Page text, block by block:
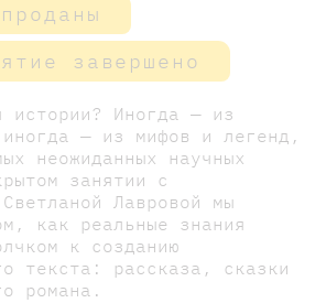
завершено
истории? Иногда — из
иногда — из мифов и легенд,
неожиданных научных
занятии с
Лавровой мы
как реальные знания
к созданию
текста: рассказа, сказки
романа.